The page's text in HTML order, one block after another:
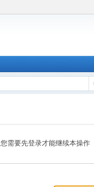
您需要先登录才能继续本操作